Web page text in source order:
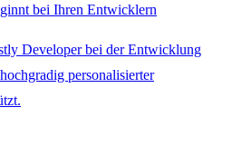
bei Ihren Entwicklern
Developer bei der Entwicklung
personalisierter